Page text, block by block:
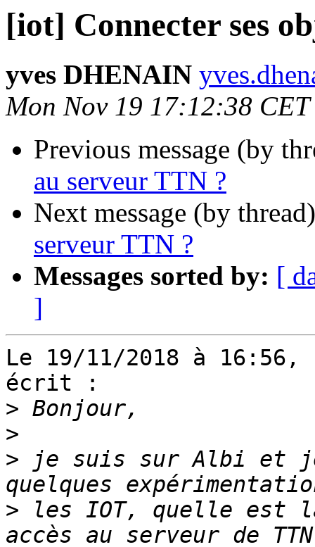
[iot] Connecter ses
yves DHENAIN
Mon Nov 19 17:12:38
Previous message (by
au serveur TTN ?
Next message (by
serveur TTN ?
Messages sorted by: [
]
Le 19/11/2018 à
écrit :
>
>
> je suis sur Albi et
> les IOT, quelle est